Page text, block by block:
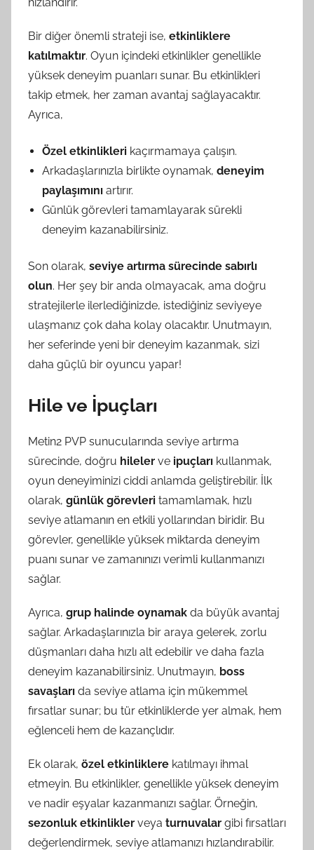
Bir diğer önemli strateji ise, etkinliklere
katılmaktır. Oyun içindeki etkinlikler genellikle
yüksek deneyim puanları sunar. Bu etkinlikleri
takip etmek, her zaman avantaj sağlayacaktır.
Ayrıca,
Özel etkinlikleri kaçırmamaya çalışın.
Arkadaşlarınızla birlikte oynamak, deneyim
paylaşımını artırır.
Günlük görevleri tamamlayarak sürekli
deneyim kazanabilirsiniz.
Son olarak, seviye artırma sürecinde sabırlı
olun. Her şey bir anda olmayacak, ama doğru
stratejilerle ilerlediğinizde, istediğiniz seviyeye
ulaşmanız çok daha kolay olacaktır. Unutmayın,
her seferinde yeni bir deneyim kazanmak, sizi
daha güçlü bir oyuncu yapar!
Hile ve İpuçları
Metin2 PVP sunucularında seviye artırma
sürecinde, doğru hileler ve ipuçları kullanmak,
oyun deneyiminizi ciddi anlamda geliştirebilir. İlk
olarak, günlük görevleri tamamlamak, hızlı
seviye atlamanın en etkili yollarından biridir. Bu
görevler, genellikle yüksek miktarda deneyim
puanı sunar ve zamanınızı verimli kullanmanızı
sağlar.
Ayrıca, grup halinde oynamak da büyük avantaj
sağlar. Arkadaşlarınızla bir araya gelerek, zorlu
düşmanları daha hızlı alt edebilir ve daha fazla
deneyim kazanabilirsiniz. Unutmayın, boss
savaşları da seviye atlama için mükemmel
fırsatlar sunar; bu tür etkinliklerde yer almak, hem
eğlenceli hem de kazançlıdır.
Ek olarak, özel etkinliklere katılmayı ihmal
etmeyin. Bu etkinlikler, genellikle yüksek deneyim
ve nadir eşyalar kazanmanızı sağlar. Örneğin,
sezonluk etkinlikler veya turnuvalar gibi fırsatları
değerlendirmek, seviye atlamanızı hızlandırabilir.